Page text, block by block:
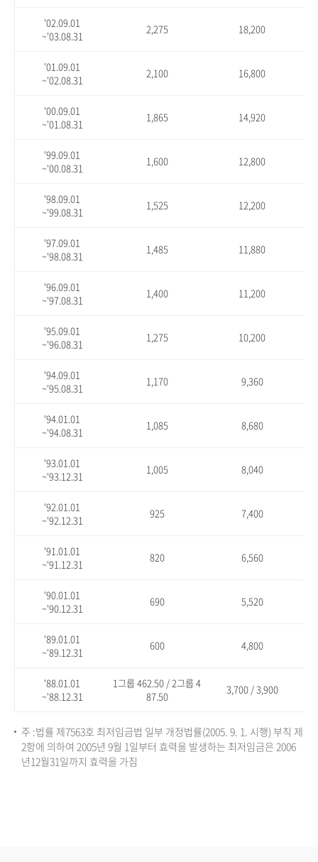
'02.09.01
~'03.08.31
2,275 18,200
'01.09.01
~'02.08.31
2,100 16,800
'00.09.01
~'01.08.31
1,865 14,920
'99.09.01
~'00.08.31
1,600 12,800
'98.09.01
~'99.08.31
1,525 12,200
'97.09.01
~'98.08.31
1,485 11,880
'96.09.01
~'97.08.31
1,400 11,200
'95.09.01
~'96.08.31
1,275 10,200
'94.09.01
~'95.08.31
1,170 9,360
'94.01.01
~'94.08.31
1,085 8,680
'93.01.01
~'93.12.31
1,005 8,040
'92.01.01
~'92.12.31
925 7,400
'91.01.01
~'91.12.31
820 6,560
'90.01.01
~'90.12.31
690 5,520
'89.01.01
~'89.12.31
600 4,800
'88.01.01
~'88.12.31
1그룹 462.50 / 2그룹 4
87.50
3,700 / 3,900
주 :법률 제7563호 최저임금법 일부 개정법률(2005. 9. 1. 시행) 부칙 제
2항에 의하여 2005년 9월 1일부터 효력을 발생하는 최저임금은 2006
년12월31일까지 효력을 가짐